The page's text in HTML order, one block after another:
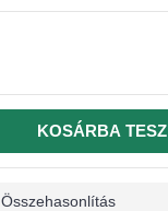
KOSÁRBA TESZ
Összehasonlítás